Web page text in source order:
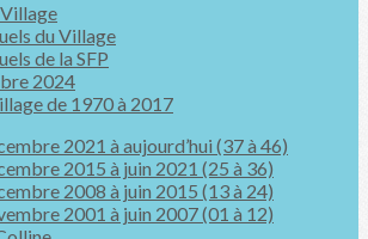
du Village
de la SFP
2024
de 1970 à 2017
2021 à aujourd’hui (37 à 46)
2015 à juin 2021 (25 à 36)
2008 à juin 2015 (13 à 24)
2001 à juin 2007 (01 à 12)